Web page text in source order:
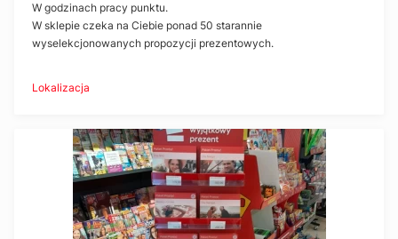
W godzinach pracy punktu.
W sklepie czeka na Ciebie ponad 50 starannie
wyselekcjonowanych propozycji prezentowych.
Lokalizacja